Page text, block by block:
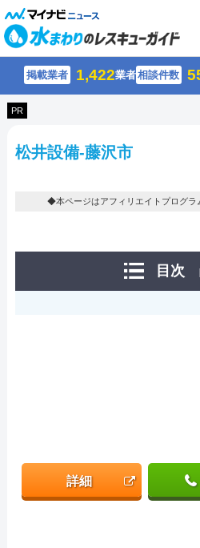
掲載業者 1,422業者相談件数
PR
松井設備-藤沢市
◆本ページはアフィリエイトプログラ
目次
詳細